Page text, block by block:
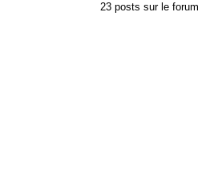
23 posts sur le forum